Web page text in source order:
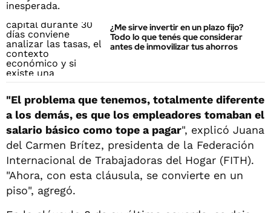
¿Me sirve invertir en un plazo fijo?
Todo lo que tenés que considerar
antes de inmovilizar tus ahorros
"El problema que tenemos, totalmente diferente
a los demás, es que los empleadores tomaban el
salario básico como tope a pagar", explicó Juana
del Carmen Brítez, presidenta de la Federación
Internacional de Trabajadoras del Hogar (FITH).
"Ahora, con esta cláusula, se convierte en un
piso", agregó.